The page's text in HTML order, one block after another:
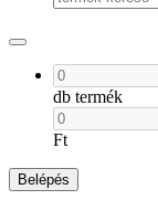
db termék
Ft
Belépés